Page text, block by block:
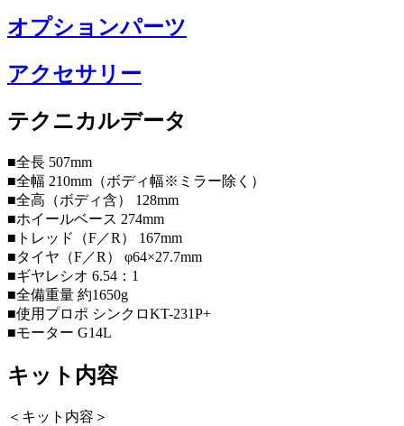
オプションパーツ
アクセサリー
テクニカルデータ
■全長 507mm
■全幅 210mm（ボディ幅※ミラー除く）
■全高（ボディ含） 128mm
■ホイールベース 274mm
■トレッド（F／R） 167mm
■タイヤ（F／R） φ64×27.7mm
■ギヤレシオ 6.54：1
■全備重量 約1650g
■使用プロポ シンクロKT-231P+
■モーター G14L
キット内容
＜キット内容＞